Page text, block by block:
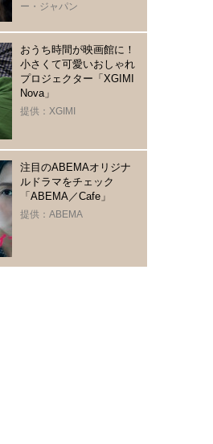
場！
ー・ジャパン
おうち時間が映画館に！
小さくて可愛いおしゃれ
プロジェクター「XGIMI
Nova」
提供：XGIMI
注目のABEMAオリジナ
ルドラマをチェック
「ABEMA／Cafe」
提供：ABEMA